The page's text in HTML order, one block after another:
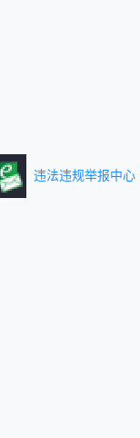
违法违规举报中心